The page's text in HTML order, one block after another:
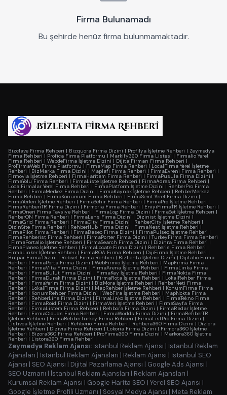
Firma Bulunamadı
Bu şehirde henüz firma bulunmamaktadır.
Bizclave Firma Rehberi | Bizquora Firma Dizini | Profilya İşletme Rehberi | Zeymedya
Firma Rehberi | Profica Firma Platformu | Markify360 Firma Listesi | Firmalio Yerel
Firma Rehberi | WebdeFirma İşletme Dizini | DijitalFirman Firma Rehberi |
ProFirmaWeb Firma Platformu | FirmaMap Firma Rehberi | LocalFirma Yerel İşletme
Rehberi | BizMarka Firma Dizini | Maplafi Firma Rehberi | FirmaEvreni Firma Rehberi |
Firmovia İşletme Rehberi | FirmaHaritam Firma Rehberi | FirmaPusula Firma Dizini |
FirmaYolu Firma Rehberi | FirmaListe İşletme Rehberi | FirmaAdres Firma Rehberi |
LocalFirmalar Yerel Firma Rehberi | FirmaPlatform İşletme Dizini | RehberPro Firma
Rehberi | FirmaMerkez Firma Dizini | FirmaKaynak İşletme Rehberi | RehberMerkez
Firma Rehberi | FirmaKonumum Firma Rehberi | FirmaSemt Yerel Firma Dizini |
FirmaYerleri İşletme Rehberi | FirmaSehir Firma Rehberi | FirmaPro İşletme Rehberi |
FirmaRehberiTR Firma Dizini | Firmoria Firma Rehberi | EniyiFirmaTR İşletme Rehberi |
FirmaOneri Firma Tavsiye Rehberi | FirmaLog Firma Dizini |FirmaSet İşletme Rehberi |
RehberON Firma Rehberi | FirmaLens Firma Dizini | Dizinist İşletme Dizini |
FirmaGrid Firma Rehberi | FirmaCity Firma Dizini | RehberCity İşletme Rehberi |
DizinSite Firma Rehberi | RehberHub Firma Dizini | FirmaNest İşletme Rehberi |
FirmaPilot Firma Rehberi | FirmaBaseo Firma Dizini | FirmaPulseo İşletme Rehberi |
FirmaRehberist Firma Rehberi | FirmaPorter Firma Dizini | TurkeyFirms Firma Rehberi
| FirmaPortalio İşletme Rehberi | FirmaSearch Firma Dizini | Dizinra Firma Rehberi |
FirmaPlaneo İşletme Rehberi | FirmaLocate Firma Dizini | Rehberis Firma Rehberi |
FirmaLinker İşletme Rehberi | FirmaROA Firma Rehberi | DijiFirma İşletme Rehberi |
Bulpar Firma Dizini | Rebset Firma Rehberi | BizLenta İşletme Dizini | Dijitalio Firma
Rehberi | FirmaPorta Firma Dizini | WebFirmio İşletme Rehberi | MapFirma Firma
Rehberi | FirmaVita Firma Dizini | FirmaArena İşletme Rehberi | FirmaLinka Firma
Rehberi | FirmaBulut Firma Dizini | FirmaKey İşletme Rehberi | FirmaNokta Firma
Rehberi | FirmaDurak Firma Dizini | FirmaRota İşletme Rehberi | LokalRehber Firma
Rehberi | FirmaYerim Firma Dizini | BizMora İşletme Rehberi | RehberNeti Firma
Rehberi | LokalFirma Firma Dizini | MapRehber İşletme Rehberi | KonumFirma Firma
Rehberi | KonumRehber Firma Dizini | WebFira İşletme Rehberi | MapNokta Firma
Rehberi | RehberLine Firma Dizini | FirmaLinko İşletme Rehberi | FirmaTekno Firma
Rehberi | FirmaRoid Firma Dizini | FirmaVeri İşletme Rehberi | FirmaSayfa Firma
Rehberi | FirmaListem Firma Rehberi | Rehbora Firma Dizini | FirmaRadar İşletme
Rehberi | FirmaClouds Firma Rehberi | FirmaWorlds Firma Dizini | FirmaRehberTR
İşletme Rehberi | FirmaRehberTurkey Firma Rehberi | FirmaListPro Firma Dizini |
Listivoa İşletme Rehberi | Rehberio Firma Rehberi | Rehbera360 Firma Dizini | Diziora
İşletme Rehberi | Dizivia Firma Rehberi | Lokoria Firma Dizini | Firmora360 İşletme
Rehberi | Bizora360 Firma Rehberi | ProFirma360 Firma Dizini | Markora360 İşletme
Rehberi | Listora360 Firma Rehberi |
Zeymedya Reklam Ajansı: İstanbul Reklam Ajansı | İstanbul Reklam
Ajansları | İstanbul Reklam Ajansları | Reklam Ajansı | İstanbul SEO
Ajansı | SEO Ajansı | Dijital Pazarlama Ajansı | Google Ads Ajansı |
SEO Uzmanı | İstanbul Reklam Ajansları | Reklam Ajansları |
Kurumsal Reklam Ajansı | Google Harita SEO | Yerel SEO Ajansı |
Google İşletme Profili Uzmanı | Sosyal Medya Ajansı | Meta Reklam